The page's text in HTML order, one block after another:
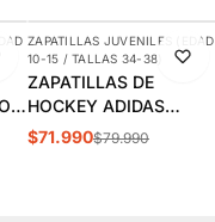
-10%
ZAPATILLAS JUVENILES (EDAD
10-15 / TALLAS 34-38)
ZAPATILLAS DE
HOCKEY ADIDAS
YOUNGSTAR JUVENIL |
$71.990$79.990